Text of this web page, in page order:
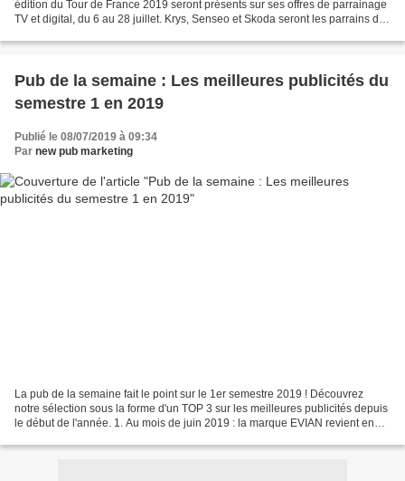
édition du Tour de France 2019 seront présents sur ses offres de parrainage
TV et digital, du 6 au 28 juillet. Krys, Senseo et Skoda seront les parrains des
Pub de la semaine : Les meilleures publicités du
semestre 1 en 2019
Publié le 08/07/2019 à 09:34
Par new pub marketing
La pub de la semaine fait le point sur le 1er semestre 2019 ! Découvrez
notre sélection sous la forme d'un TOP 3 sur les meilleures publicités depuis
le début de l'année. 1. Au mois de juin 2019 : la marque EVIAN revient en